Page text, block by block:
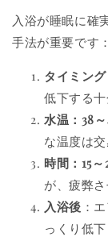
入浴が睡眠に確
手法が重要です：
タイミン
低下する
水温：38
な温度は
時間：15
が、疲弊
入浴後 ：
っくり低